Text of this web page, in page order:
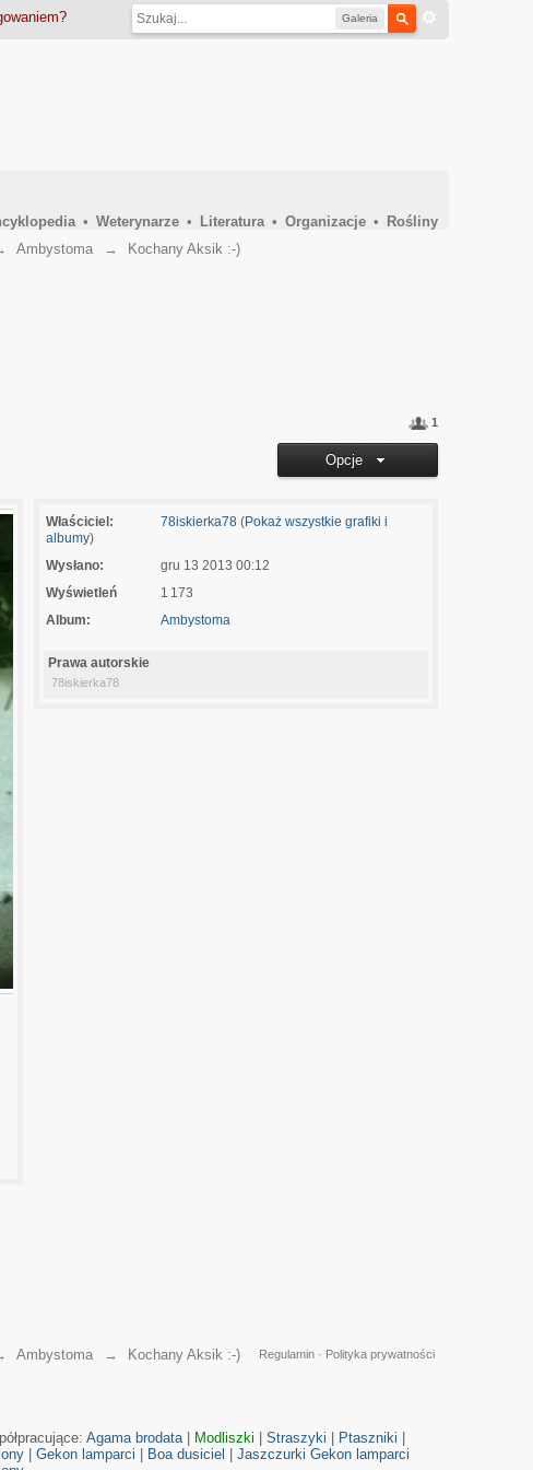
Galeria
• Weterynarze • Literatura • Organizacje •
Rośliny
Ambystoma → Kochany Aksik :-)
1
Opcje
Właściciel: 78iskierka78(Pokaż wszystkie grafiki i
albumy)
Wysłano:
gru 13 2013 00:12
Wyświetleń
1 173
Album:
Ambystoma
Prawa autorskie
78iskierka78
Ambystoma → Kochany Aksik :-) Polityka prywatności
Regulamin·
Agama brodata| Modliszki Straszyki Ptaszniki
| Gekon lamparci Boa dusiciel Jaszczurki Gekon lamparci